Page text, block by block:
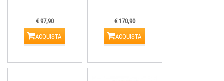
€ 97,90
ACQUISTA
€ 170,90
ACQUISTA